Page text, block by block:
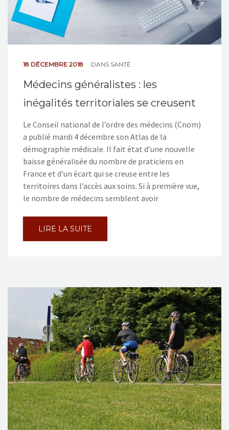
18 DÉCEMBRE 2018 DANS SANTÉ
Médecins généralistes : les
inégalités territoriales se creusent
Le Conseil national de l’ordre des médecins (Cnom)
a publié mardi 4 décembre son Atlas de la
démographie médicale. Il fait état d’une nouvelle
baisse généralisée du nombre de praticiens en
France et d’un écart qui se creuse entre les
territoires dans l’accès aux soins. Si à première vue,
le nombre de médecins semblent avoir
LIRE LA SUITE